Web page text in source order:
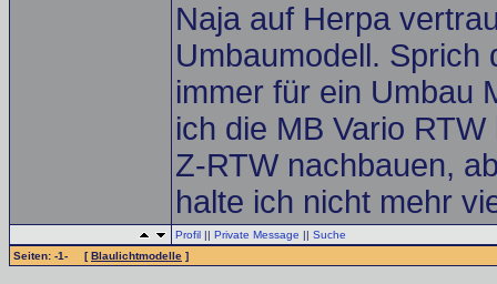
Naja auf Herpa
Umbaumodell. Sprich
immer für ein Umbau
ich die MB Vario
Z-RTW nachbauen,
halte ich nicht mehr
Profil || Private Message || Suche
Seiten: -1- [Blaulichtmodelle ]